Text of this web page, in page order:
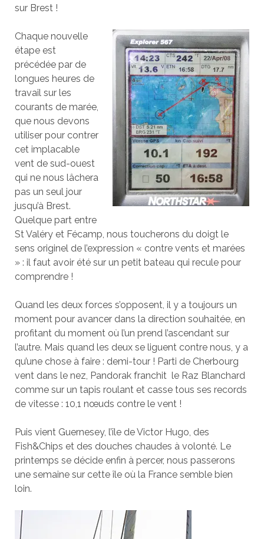
sur Brest !
Chaque nouvelle
étape est
précédée par de
longues heures de
travail sur les
courants de marée,
que nous devons
utiliser pour contrer
cet implacable
vent de sud-ouest
qui ne nous lâchera
pas un seul jour
jusqu’à Brest.
Quelque part entre
St Valéry et Fécamp, nous toucherons du doigt le
sens originel de l’expression « contre vents et marées
» : il faut avoir été sur un petit bateau qui recule pour
comprendre !
Quand les deux forces s’opposent, il y a toujours un
moment pour avancer dans la direction souhaitée, en
profitant du moment où l’un prend l’ascendant sur
l’autre. Mais quand les deux se liguent contre nous, y a
qu’une chose à faire : demi-tour ! Parti de Cherbourg
vent dans le nez, Pandorak franchit le Raz Blanchard
comme sur un tapis roulant et casse tous ses records
de vitesse : 10,1 nœuds contre le vent !
Puis vient Guernesey, l’île de Victor Hugo, des
Fish&Chips et des douches chaudes à volonté. Le
printemps se décide enfin à percer, nous passerons
une semaine sur cette île où la France semble bien
loin.